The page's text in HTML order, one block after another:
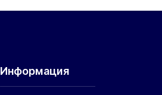
Информация